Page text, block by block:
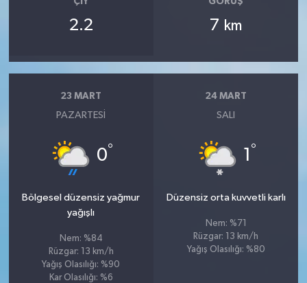
2.2 7 km
23 MART
PAZARTESI
0°
Bölgesel düzensiz yağmur
yağışlı
Nem: %84
Rüzgar: 13 km/h
Yağış Olasılığı: %90
Kar Olasılığı: %6
24 MART
SALI
1 °
Düzensiz orta kuvvetli karlı
Nem: %71
Rüzgar: 13 km/h
Yağış Olasılığı: %80